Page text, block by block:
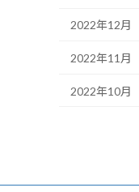
2022年12月
2022年11月
2022年10月